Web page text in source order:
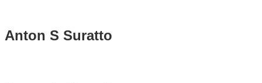
Anton S Suratto